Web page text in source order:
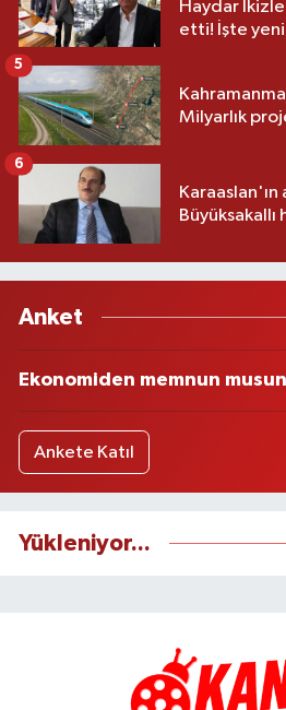
Haydar
etti! İşte
Milyarlık
5
Karaaslan'ın
Büyüksakallı
6
Anket
Ekonomiden memnun
Ankete Katıl
Yükleniyor...